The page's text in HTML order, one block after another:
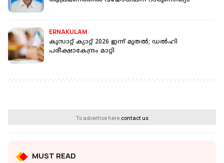
ERNAKULAM
കുസാറ്റ് ക്യാറ്റ് 2026 ഇന്ന് മുതൽ; ഡൽഹി
പരീക്ഷാകേന്ദ്രം മാറ്റി
To advertise here,contact us
MUST READ